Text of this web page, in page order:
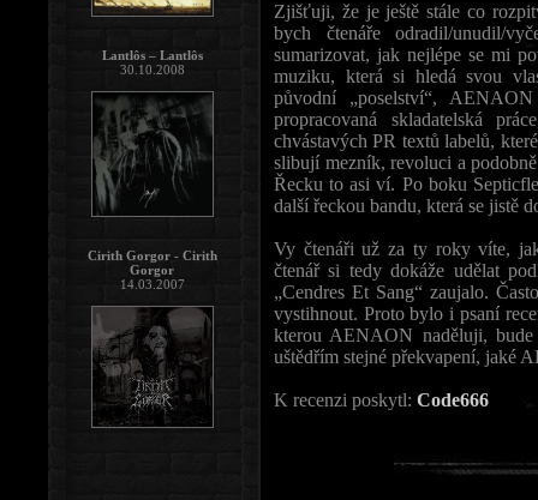
Zjišťuji, že je ještě stále co
bych čtenáře odradil/unudil/
sumarizovat, jak nejlépe se mi
muziku, která si hledá svou
původní „poselství“,
propracovaná skladatelská
chvástavých PR textů labelů,
slibují mezník, revoluci a
Řecku to asi ví. Po boku
další řeckou bandu, která se jistě
Vy čtenáři už za ty roky víte,
čtenář si tedy dokáže udělat
„Cendres Et Sang“ zaujalo.
vystihnout. Proto bylo i psaní
kterou AENAON naděluji,
uštědřím stejné překvapení, jaké
K recenzi poskytl: Code666
Lantlôs – Lantlôs
30.10.2008
Cirith Gorgor - Cirith
Gorgor
14.03.2007